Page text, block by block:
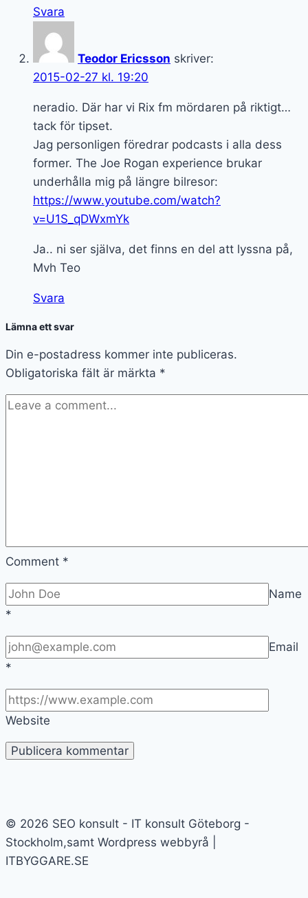
Svara
Teodor Ericsson skriver:
2015-02-27 kl. 19:20
neradio. Där har vi Rix fm mördaren på riktigt…
tack för tipset.
Jag personligen föredrar podcasts i alla dess
former. The Joe Rogan experience brukar
underhålla mig på längre bilresor:
https://www.youtube.com/watch?
v=U1S_qDWxmYk
Ja.. ni ser själva, det finns en del att lyssna på,
Mvh Teo
Svara
Lämna ett svar
Din e-postadress kommer inte publiceras.
Obligatoriska fält är märkta *
Comment *
Name
*
Email
*
Website
© 2026 SEO konsult - IT konsult Göteborg -
Stockholm,samt Wordpress webbyrå |
ITBYGGARE.SE